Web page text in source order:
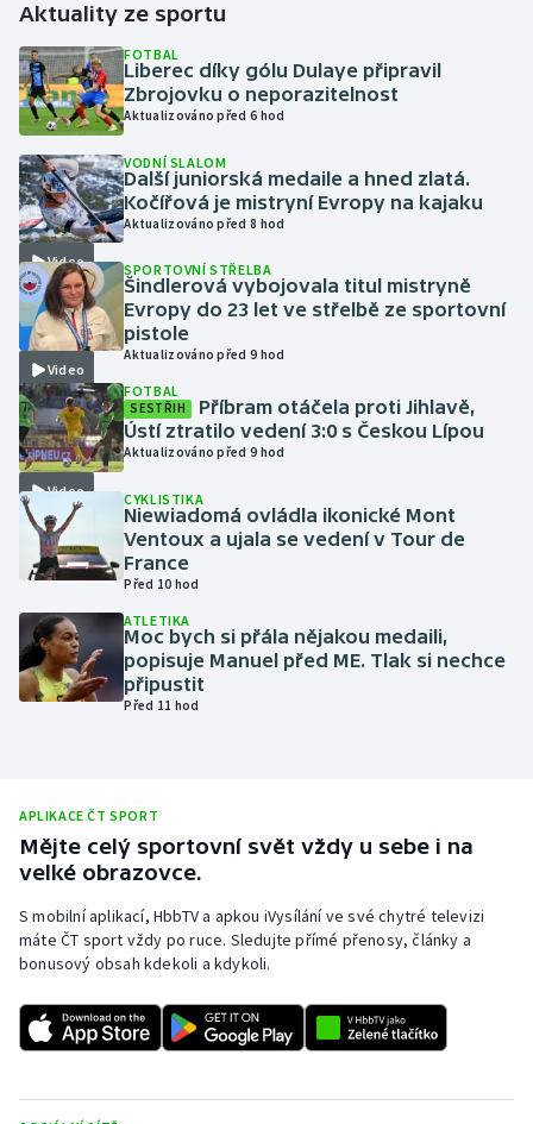
Gymnastika
Házená
Jezdectví
Judo
Krasobruslení
Lezení
Lyže a snowboard
Moderní pětiboj
Motorsport
Olympijské hry
Parasport
Plavání
Rychlobruslení
Rychlostní kanoistika
Short track
Sportovní střelba
Aktuality ze sportu
FOTBAL
Liberec díky gólu Dulaye připravil
Zbrojovku o neporazitelnost
Aktualizováno před 6 hod
Video
VODNÍ SLALOM
Další juniorská medaile a hned zlatá.
Kočířová je mistryní Evropy na kajaku
Aktualizováno před 8 hod
Video
SPORTOVNÍ STŘELBA
Šindlerová vybojovala titul mistryně
Evropy do 23 let ve střelbě ze sportovní
pistole
Aktualizováno před 9 hod
Video
FOTBAL
SESTŘIH
Příbram otáčela proti Jihlavě,
Ústí ztratilo vedení 3:0 s Českou Lípou
Aktualizováno před 9 hod
CYKLISTIKA
Niewiadomá ovládla ikonické Mont
Ventoux a ujala se vedení v Tour de
France
Před 10 hod
ATLETIKA
Moc bych si přála nějakou medaili,
popisuje Manuel před ME. Tlak si nechce
připustit
Před 11 hod
APLIKACE ČT SPORT
Mějte celý sportovní svět vždy u sebe i na
velké obrazovce.
S mobilní aplikací, HbbTV a apkou iVysílání ve své chytré televizi
máte ČT sport vždy po ruce. Sledujte přímé přenosy, články a
bonusový obsah kdekoli a kdykoli.